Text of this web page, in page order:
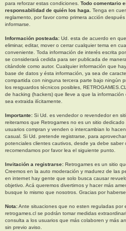
para reforzar estas condiciones. Todo comentario
responsabilidad de quién los haga.
Tenga en
reglamento, por favor como primera acción
informarse.
Información posteada: Ud. esta de acuerdo en
eliminar, editar, mover o cerrar cualquier tema en
conveniente. Toda información de interés escrita
se considerará cedida para ser publicada de
citándole como autor. Cualquier información que
base de datos y ésta información, ya sea de
compartida con ninguna tercera parte bajo ningún
los resguardos técnicos posibles,
de hacking (hackers) que lleve a que la
sea extraida ilícitamente.
Importante: Si Ud. es vendedor o revendedor en
reiteramos que Retrogames no es un sitio
usuarios compran y venden o intercambian lo
casual. Si Ud. pretende registrarse, para
potenciales clientes cautivos, desde ya debe
recomendamos por favor lea el siguiente punto.
Invitación a registrarse: Retrogames es un sitio
Creemos en la auto moderación y madurez de las
en internet hay gente que solo busca causar
objetivo. Acá queremos divertirnos y hacer más
busque lo mismo que nosotros. Gracias por haberse
Nota:Ante situaciones que no esten reguladas por
retrogames.cl se podrán tomar medidas
consulta a los usuarios que más colaboren y más
sin previo aviso.